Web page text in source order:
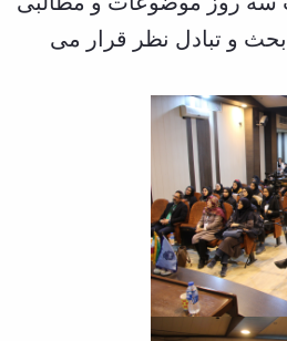
و تبادل نظر قرار می